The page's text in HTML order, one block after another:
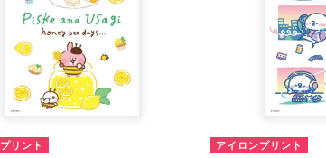
リント アイロンプリント